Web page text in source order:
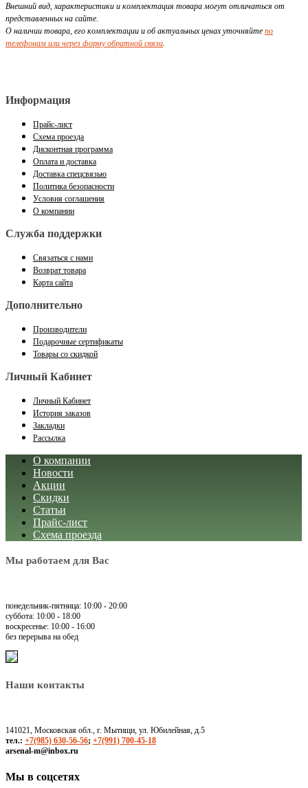
Внешний вид, характеристики и комплектация товара могут отличаться от
представленных на сайте.
О наличии товара, его комплектации и об актуальных ценах уточняйте по
телефонам или через форму обратной связи.
Информация
Прайс-лист
Схема проезда
Дисконтная программа
Оплата и доставка
Доставка спецсвязью
Политика безопасности
Условия соглашения
О компании
Служба поддержки
Связаться с нами
Возврат товара
Карта сайта
Дополнительно
Производители
Подарочные сертификаты
Товары со скидкой
Личный Кабинет
Личный Кабинет
История заказов
Закладки
Рассылка
О компании
Новости
Акции
Скидки
Статьи
Прайс-лист
Схема проезда
Мы работаем для Вас
понедельник-пятница: 10:00 - 20:00
суббота: 10:00 - 18:00
воскресенье: 10:00 - 16:00
без перерыва на обед
Наши контакты
141021, Московская обл., г. Мытищи, ул. Юбилейная, д.5
тел.: +7(985) 630-56-56; +7(991) 700-45-18
arsenal-m@inbox.ru
Мы в соцсетях